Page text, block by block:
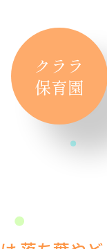
クララ
保育園